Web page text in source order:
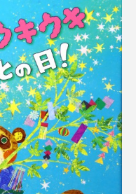
1学期 1年生
年度 2026
周年 2学期